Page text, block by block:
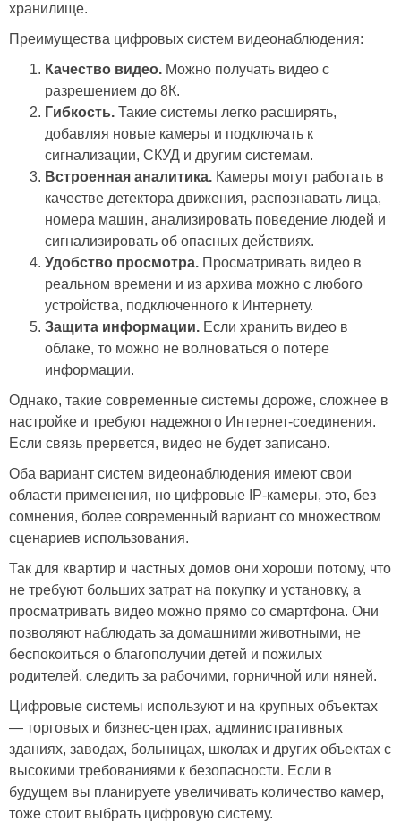
хранилище.
Преимущества цифровых систем видеонаблюдения:
Качество видео. Можно получать видео с
разрешением до 8К.
Гибкость. Такие системы легко расширять,
добавляя новые камеры и подключать к
сигнализации, СКУД и другим системам.
Встроенная аналитика. Камеры могут работать в
качестве детектора движения, распознавать лица,
номера машин, анализировать поведение людей и
сигнализировать об опасных действиях.
Удобство просмотра. Просматривать видео в
реальном времени и из архива можно с любого
устройства, подключенного к Интернету.
Защита информации. Если хранить видео в
облаке, то можно не волноваться о потере
информации.
Однако, такие современные системы дороже, сложнее в
настройке и требуют надежного Интернет-соединения.
Если связь прервется, видео не будет записано.
Оба вариант систем видеонаблюдения имеют свои
области применения, но цифровые IP-камеры, это, без
сомнения, более современный вариант со множеством
сценариев использования.
Так для квартир и частных домов они хороши потому, что
не требуют больших затрат на покупку и установку, а
просматривать видео можно прямо со смартфона. Они
позволяют наблюдать за домашними животными, не
беспокоиться о благополучии детей и пожилых
родителей, следить за рабочими, горничной или няней.
Цифровые системы используют и на крупных объектах
— торговых и бизнес-центрах, административных
зданиях, заводах, больницах, школах и других объектах с
высокими требованиями к безопасности. Если в
будущем вы планируете увеличивать количество камер,
тоже стоит выбрать цифровую систему.